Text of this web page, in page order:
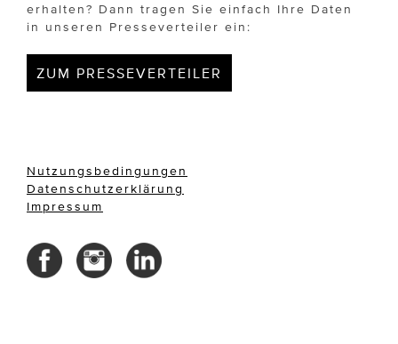
erhalten? Dann tragen Sie einfach Ihre Daten
in unseren Presseverteiler ein:
ZUM PRESSEVERTEILER
Nutzungsbedingungen
Datenschutzerklärung
Impressum